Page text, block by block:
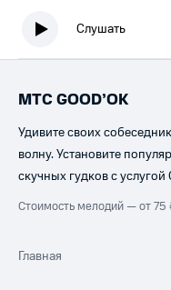
Слушать
МТС GOOD’OK
Удивите своих
волну. Установите
скучных гудков с услугой
Стоимость мелодий — от
Главная